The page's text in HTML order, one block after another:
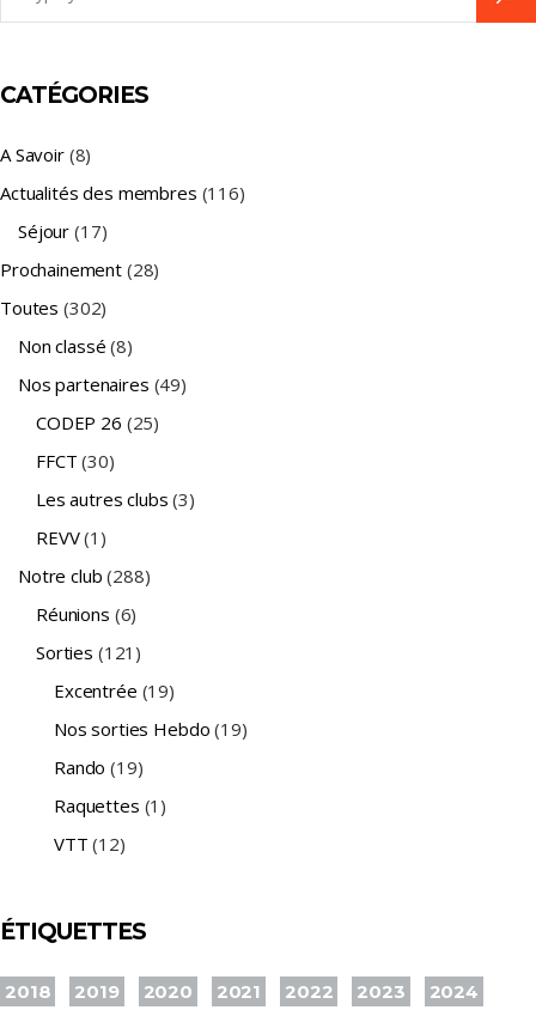
CATÉGORIES
A Savoir(8)
Actualités des membres (116)
Séjour (17)
Prochainement (28)
Toutes (302)
Non classé (8)
Nos partenaires (49)
CODEP 26 (25)
FFCT (30)
Les autres clubs (3)
REVV(1)
Notre club (288)
Réunions (6)
Sorties (121)
Excentrée (19)
Nos sorties Hebdo (19)
Rando (19)
Raquettes (1)
VTT (12)
ÉTIQUETTES
2018 2019 2020 2021 2022 2023
2024